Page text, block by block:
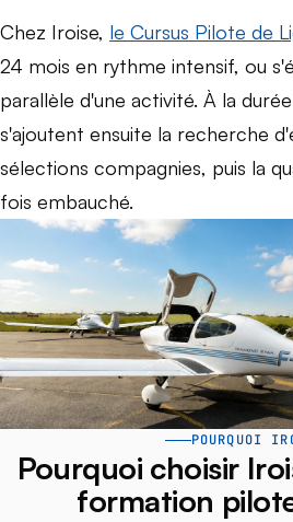
Chez Iroise, le Cursus Pilote de
24 mois en rythme intensif, ou
parallèle d'une activité. À la
s'ajoutent ensuite la recherche
sélections compagnies, puis la
fois embauché.
POURQUOI
Pourquoi choisir
formation